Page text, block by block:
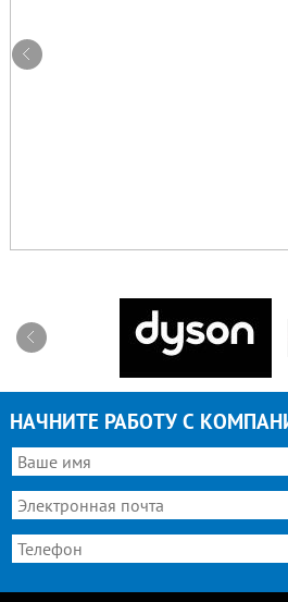
НАЧНИТЕ РАБОТУ С